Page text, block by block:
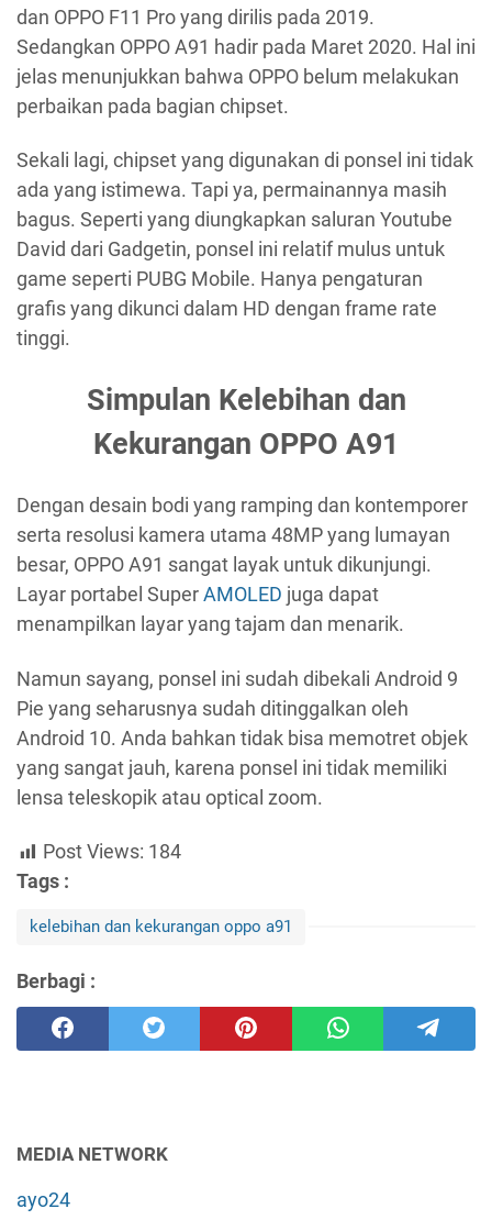
dan OPPO F11 Pro yang dirilis pada 2019.
Sedangkan OPPO A91 hadir pada Maret 2020. Hal ini
jelas menunjukkan bahwa OPPO belum melakukan
perbaikan pada bagian chipset.
Sekali lagi, chipset yang digunakan di ponsel ini tidak
ada yang istimewa. Tapi ya, permainannya masih
bagus. Seperti yang diungkapkan saluran Youtube
David dari Gadgetin, ponsel ini relatif mulus untuk
game seperti PUBG Mobile. Hanya pengaturan
grafis yang dikunci dalam HD dengan frame rate
tinggi.
Simpulan Kelebihan dan
Kekurangan OPPO A91
Dengan desain bodi yang ramping dan kontemporer
serta resolusi kamera utama 48MP yang lumayan
besar, OPPO A91 sangat layak untuk dikunjungi.
Layar portabel SuperAMOLED juga dapat
menampilkan layar yang tajam dan menarik.
Namun sayang, ponsel ini sudah dibekali Android 9
Pie yang seharusnya sudah ditinggalkan oleh
Android 10. Anda bahkan tidak bisa memotret objek
yang sangat jauh, karena ponsel ini tidak memiliki
lensa teleskopik atau optical zoom.
Post Views: 184
Tags :
kelebihan dan kekurangan oppo a91
Berbagi :
MEDIA NETWORK
ayo24